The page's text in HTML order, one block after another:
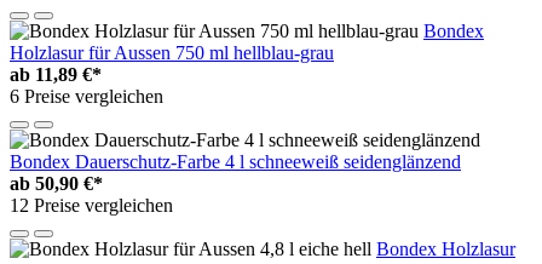
Bondex
Holzlasur für Aussen 750 ml hellblau-grau
ab 11,89 €*
6 Preise vergleichen
Bondex Dauerschutz-Farbe 4 l schneeweiß seidenglänzend
ab 50,90 €*
12 Preise vergleichen
Bondex Holzlasur